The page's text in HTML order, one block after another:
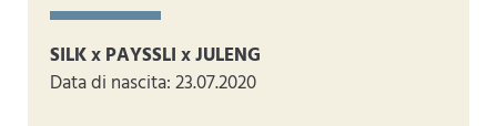
SILK x PAYSSLI x JULENG
Data di nascita: 23.07.2020